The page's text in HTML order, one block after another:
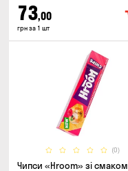
73,00
грн за 1 шт
(0)
Чипси «Hroom» зі смаком